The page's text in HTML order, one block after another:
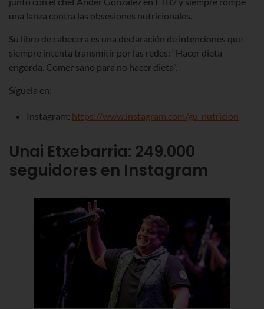
una lanza contra las obsesiones nutricionales.
Su libro de cabecera es una declaración de intenciones que
siempre intenta transmitir por las redes: “Hacer dieta
engorda. Comer sano para no hacer dieta”.
Síguela en:
Instagram: https://www.instagram.com/gu_nutricion
Unai Etxebarria: 249.000
seguidores en Instagram